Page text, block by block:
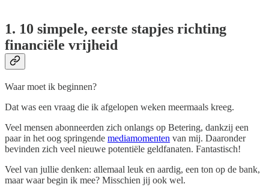
1. 10 simpele, eerste stapjes richting
financiële vrijheid
Waar moet ik beginnen?
Dat was een vraag die ik afgelopen weken meermaals kreeg.
Veel mensen abonneerden zich onlangs op Betering, dankzij een
paar in het oog springende mediamomenten van mij. Daaronder
bevinden zich veel nieuwe potentiële geldfanaten. Fantastisch!
Veel van jullie denken: allemaal leuk en aardig, een ton op de bank,
maar waar begin ik mee? Misschien jij ook wel.